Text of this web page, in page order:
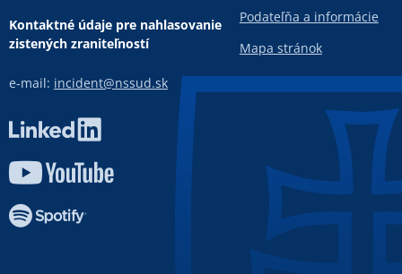
Kontaktné údaje pre nahlasovanie
zistených zraniteľností
e-mail: incident@nssud.sk
Podateľňa a informácie
Mapa stránok